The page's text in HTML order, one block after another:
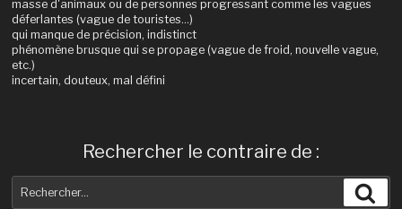
masse d'animaux ou de personnes progressant comme les vagues
déferlantes (vague de touristes...)
qui manque de précision, indistinct
phénomène brusque qui se propage (vague de froid, nouvelle vague,
etc.)
incertain, douteux, mal défini
Rechercher le contraire de :
pour